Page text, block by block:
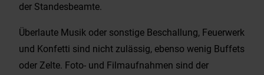
der Standesbeamte.
Überlaute Musik oder sonstige Beschallung, Feuerwerk
und Konfetti sind nicht zulässig, ebenso wenig Buffets
oder Zelte. Foto- und Filmaufnahmen sind der